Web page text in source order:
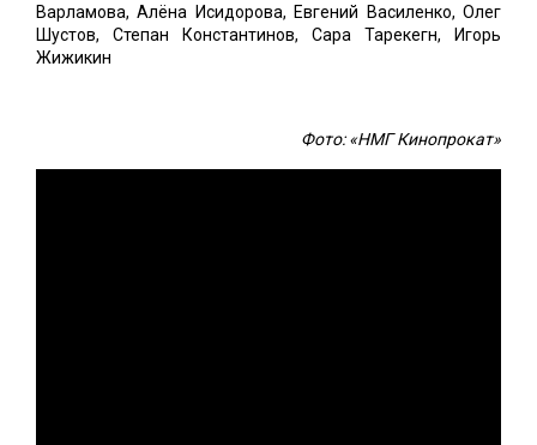
Варламова, Алёна Исидорова, Евгений Василенко, Олег
Шустов, Степан Константинов, Сара Тарекегн, Игорь
Жижикин
Фото: «НМГ Кинопрокат»